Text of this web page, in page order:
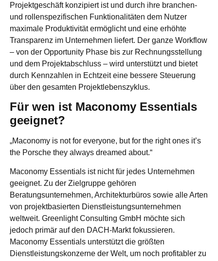
Projektgeschäft konzipiert ist und durch ihre branchen-
und rollenspezifischen Funktionalitäten dem Nutzer
maximale Produktivität ermöglicht und eine erhöhte
Transparenz im Unternehmen liefert. Der ganze Workflow
– von der Opportunity Phase bis zur Rechnungsstellung
und dem Projektabschluss – wird unterstützt und bietet
durch Kennzahlen in Echtzeit eine bessere Steuerung
über den gesamten Projektlebenszyklus.
Für wen ist Maconomy Essentials
geeignet?
„Maconomy is not for everyone, but for the right ones it’s
the Porsche they always dreamed about.“
Maconomy Essentials ist nicht für jedes Unternehmen
geeignet. Zu der Zielgruppe gehören
Beratungsunternehmen, Architekturbüros sowie alle Arten
von projektbasierten Dienstleistungsunternehmen
weltweit. Greenlight Consulting GmbH möchte sich
jedoch primär auf den DACH-Markt fokussieren.
Maconomy Essentials unterstützt die größten
Dienstleistungskonzerne der Welt, um noch profitabler zu